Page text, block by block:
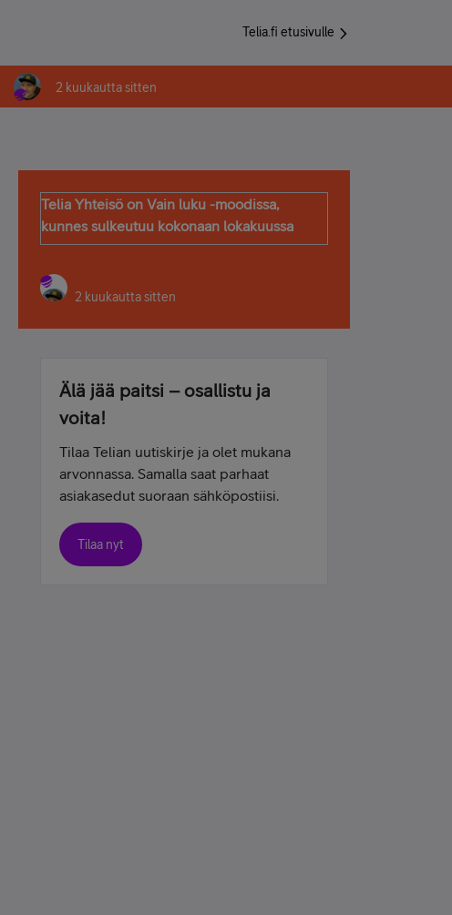
Telia.fi etusivulle
2 kuukautta sitten
Telia Yhteisö on Vain luku -moodissa,
kunnes sulkeutuu kokonaan lokakuussa
2 kuukautta sitten
Älä jää paitsi – osallistu ja
voita!
Tilaa Telian uutiskirje ja olet mukana
arvonnassa. Samalla saat parhaat
asiakasedut suoraan sähköpostiisi.
Tilaa nyt